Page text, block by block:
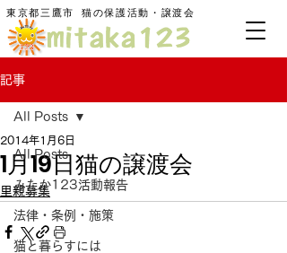
東京都三鷹市 ​猫の保護活動・譲渡会
記事
All Posts
みたか123活動報告
法律・条例・施策
猫と暮らすには
All Posts
1月19日猫の譲渡会
2014年1月6日
里親募集